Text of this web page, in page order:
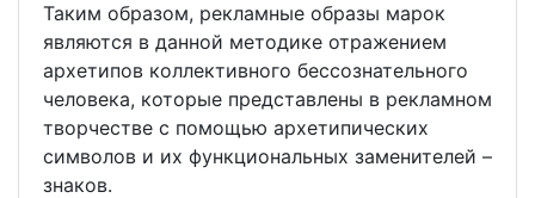
Таким образом, рекламные образы марок
являются в данной методике отражением
архетипов коллективного бессознательного
человека, которые представлены в рекламном
творчестве с помощью архетипических
символов и их функциональных заменителей –
знаков.